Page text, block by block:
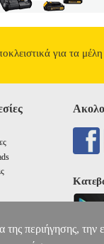
για τα
της περιήγησης,